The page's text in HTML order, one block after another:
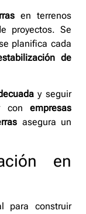
en terrenos
proyectos. Se
planifica cada
de
y seguir
conempresas
asegura un
en
para construir